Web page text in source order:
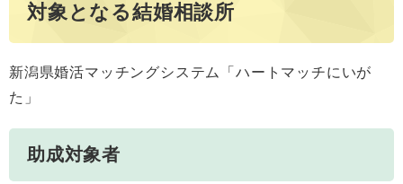
対象となる結婚相談所
新潟県婚活マッチングシステム「ハートマッチにいが
た」
助成対象者